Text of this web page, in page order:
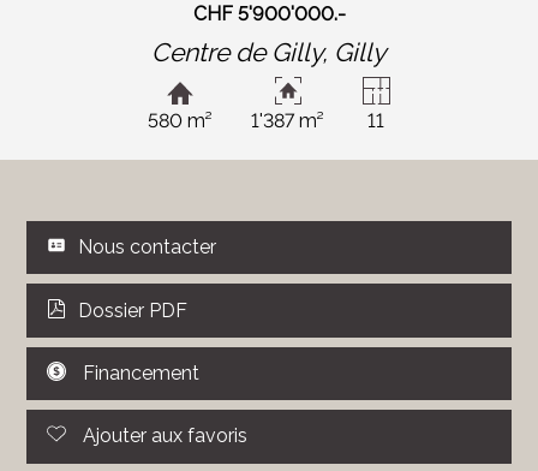
CHF 5'900'000.-
Centre de Gilly, Gilly
580 m² 1'387 m² 11
Nous contacter
Dossier PDF
Financement
Ajouter aux favoris